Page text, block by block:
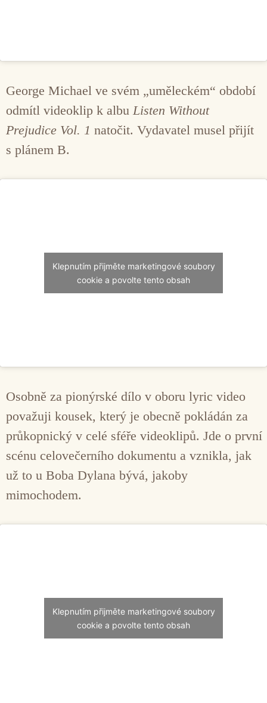
George Michael ve svém „uměleckém“ období
odmítl videoklip k albu Listen Without
Prejudice Vol. 1 natočit. Vydavatel musel přijít
s plánem B.
Klepnutím přijměte marketingové soubory
cookie a povolte tento obsah
Osobně za pionýrské dílo v oboru lyric video
považuji kousek, který je obecně pokládán za
průkopnický v celé sféře videoklipů. Jde o první
scénu celovečerního dokumentu a vznikla, jak
už to u Boba Dylana bývá, jakoby
mimochodem.
Klepnutím přijměte marketingové soubory
cookie a povolte tento obsah